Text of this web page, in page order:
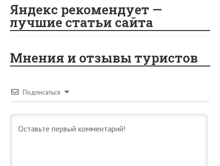
Яндекс рекомендует —
лучшие статьи сайта
Мнения и отзывы туристов
Подписаться